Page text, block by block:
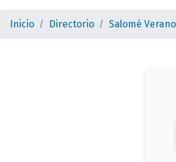
Inicio Directorio Salomé